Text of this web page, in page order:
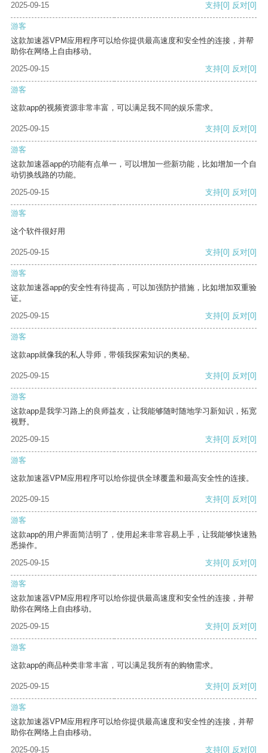
2025-09-15
支持[0] 反对[0]
游客
这款加速器VPM应用程序可以给你提供最高速度和安全性的连接，并帮
助你在网络上自由移动。
2025-09-15
支持[0] 反对[0]
游客
这款app的视频资源非常丰富，可以满足我不同的娱乐需求。
2025-09-15 支持[0] 反对[0]
游客
这款加速器app的功能有点单一，可以增加一些新功能，比如增加一个自
动切换线路的功能。
2025-09-15
支持[0] 反对[0]
游客
这个软件很好用
2025-09-15 支持[0] 反对[0]
游客
这款加速器app的安全性有待提高，可以加强防护措施，比如增加双重验
证。
2025-09-15
支持[0] 反对[0]
游客
这款app就像我的私人导师，带领我探索知识的奥秘。
2025-09-15 支持[0] 反对[0]
游客
这款app是我学习路上的良师益友，让我能够随时随地学习新知识，拓宽
视野。
2025-09-15
支持[0] 反对[0]
游客
这款加速器VPM应用程序可以给你提供全球覆盖和最高安全性的连接。
2025-09-15 支持[0] 反对[0]
游客
这款app的用户界面简洁明了，使用起来非常容易上手，让我能够快速熟
悉操作。
2025-09-15
支持[0] 反对[0]
游客
这款加速器VPM应用程序可以给你提供最高速度和安全性的连接，并帮
助你在网络上自由移动。
2025-09-15
支持[0] 反对[0]
游客
这款app的商品种类非常丰富，可以满足我所有的购物需求。
2025-09-15 支持[0] 反对[0]
游客
这款加速器VPM应用程序可以给你提供最高速度和安全性的连接，并帮
助你在网络上自由移动。
2025-09-15
支持[0] 反对[0]